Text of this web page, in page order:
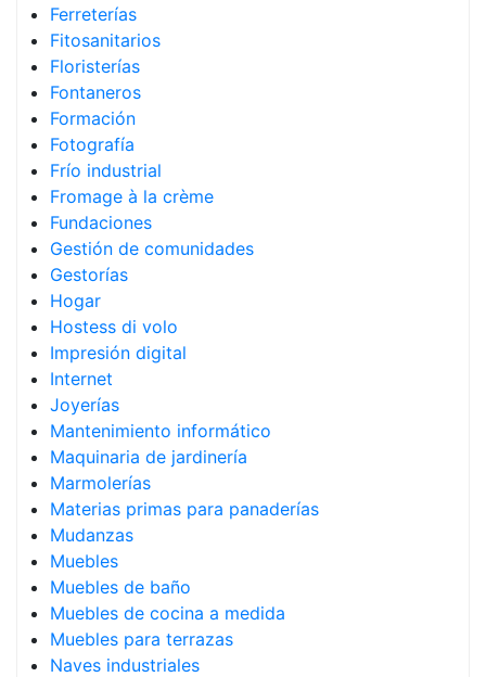
Ferreterías
Fitosanitarios
Floristerías
Fontaneros
Formación
Fotografía
Frío industrial
Fromage à la crème
Fundaciones
Gestión de comunidades
Gestorías
Hogar
Hostess di volo
Impresión digital
Internet
Joyerías
Mantenimiento informático
Maquinaria de jardinería
Marmolerías
Materias primas para panaderías
Mudanzas
Muebles
Muebles de baño
Muebles de cocina a medida
Muebles para terrazas
Naves industriales